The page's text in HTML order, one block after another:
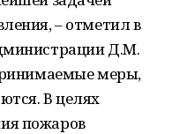
– отметил в
Д.М.
меры,
В целях
пожаров